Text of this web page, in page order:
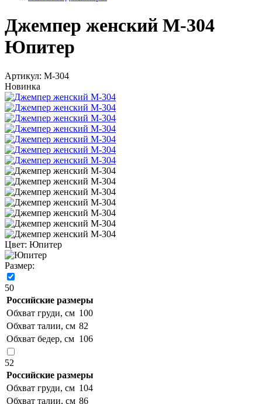
Джемпер женский М-304
Юпитер
Артикул: М-304
Новинка
Цвет: Юпитер
Размер:
50
Российские размеры
Обхват груди, см 100
Обхват талии, см 82
Обхват бедер, см 106
52
Российские размеры
Обхват груди, см 104
Обхват талии, см 86